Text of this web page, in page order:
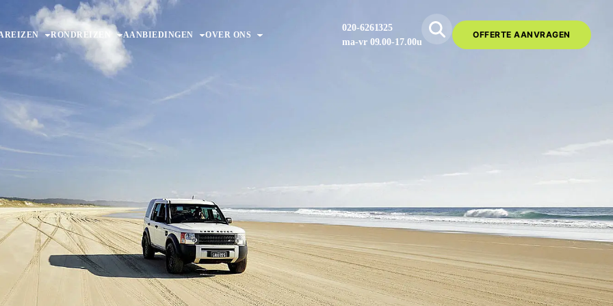
RONDREIZEN AANBIEDINGEN OVER ONS
020-6261325
ma-vr 09.00-17.00u
OFFERTE AANVRAGEN